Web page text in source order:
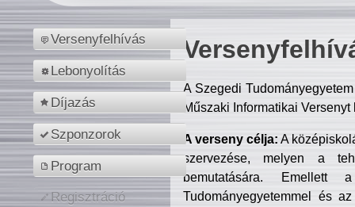
Versenyfelhívás
Lebonyolítás
Díjazás
Szponzorok
Program
Regisztráció
A Szegedi
Műszaki Informatikai
A verseny célja: A
szervezése, melyen a
bemutatására. Emellett
Tudományegyetemmel és